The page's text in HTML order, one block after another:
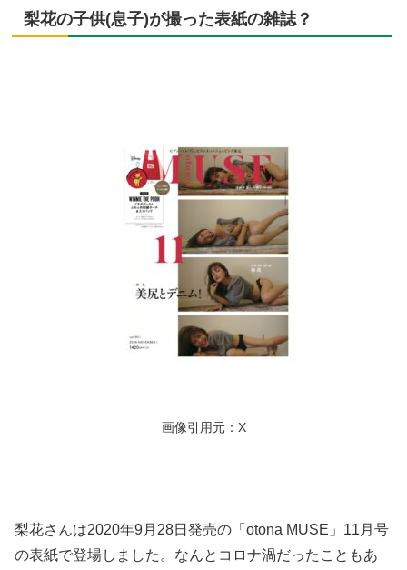
梨花の子供(息子)が撮った表紙の雑誌？
画像引用元：X
梨花さんは2020年9月28日発売の「otona MUSE」11月号
の表紙で登場しました。なんとコロナ渦だったこともあ